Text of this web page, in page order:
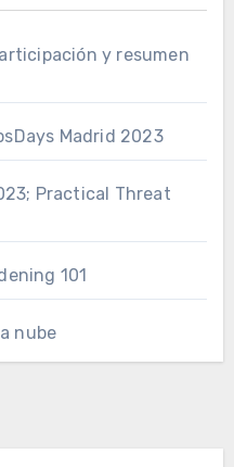
y resumen
Madrid 2023
Practical Threat
101
nube